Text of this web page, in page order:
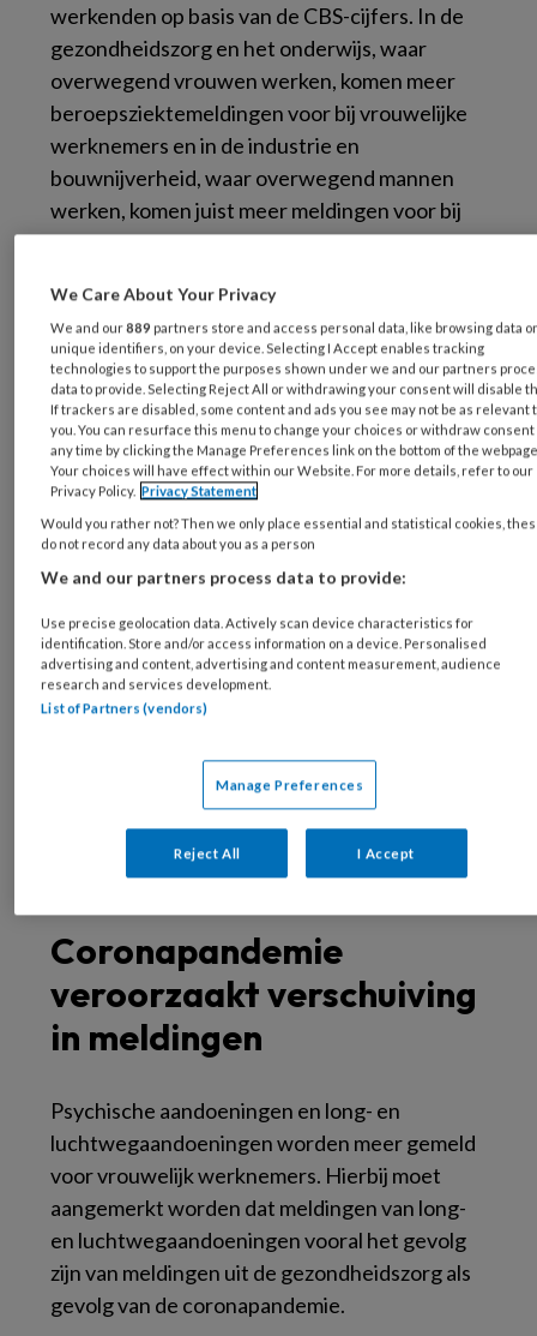
werkenden op basis van de CBS-cijfers. In de
gezondheidszorg en het onderwijs, waar
overwegend vrouwen werken, komen meer
beroepsziektemeldingen voor bij vrouwelijke
werknemers en in de industrie en
bouwnijverheid, waar overwegend mannen
werken, komen juist meer meldingen voor bij
mannelijke werknemers.
Figuur 1: Verdeling naar sekse voor de vijf sectoren met de meeste
beroepsziektemeldingen tussen 2018-2022 en het totaal vergeleken met
CBS-cijfers voor deze sectoren. De cijfers achter de sectoren geven het
aantal beroepsziektemeldingen weer.
figuur 2 wordt de verdeling tussen sekse
voor de drie grootste diagnosecategorieën
weergegeven.
Figuur 2: Verdeling naar sekse voor de top 3 diagnosecategorieën tussen
Coronapandemie
veroorzaakt verschuiving
in meldingen
Psychische aandoeningen en long- en
luchtwegaandoeningen worden meer gemeld
voor vrouwelijk werknemers. Hierbij moet
aangemerkt worden dat meldingen van long-
en luchtwegaandoeningen vooral het gevolg
zijn van meldingen uit de gezondheidszorg als
gevolg van de coronapandemie.
We Care About Your Privacy
We and our889 partners store and access personal data, like browsing data
unique identifiers, on your device. Selecting I Accept enables tracking
technologies to support the purposes shown under we and our partners
data to provide. Selecting Reject All or withdrawing your consent will disable
If trackers are disabled, some content and ads you see may not be as relevant
you. You can resurface this menu to change your choices or withdraw consent
any time by clicking the Manage Preferences link on the bottom of the
Your choices will have effect within our Website. For more details, refer to our
Privacy Policy. Privacy Statement
Would you rather not? Then we only place essential and statistical cookies,
do not record any data about you as a person
We and our partners process data to provide:
Use precise geolocation data. Actively scan device characteristics for
identification. Store and/or access information on a device. Personalised
advertising and content, advertising and content measurement, audience
research and services development.
List of Partners (vendors)
Manage Preferences
Reject All I Accept